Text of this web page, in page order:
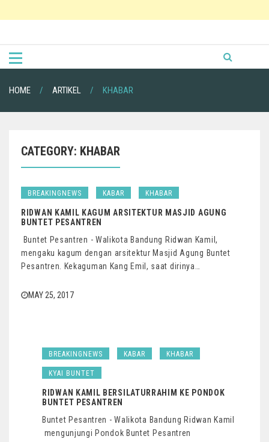
HOME ARTIKEL KHABAR
CATEGORY: KHABAR
BREAKINGNEWS KABAR KHABAR
RIDWAN KAMIL KAGUM ARSITEKTUR MASJID AGUNG
BUNTET PESANTREN
Buntet Pesantren - Walikota Bandung Ridwan Kamil,
mengaku kagum dengan arsitektur Masjid Agung Buntet
Pesantren. Kekaguman Kang Emil, saat dirinya…
MAY 25, 2017
BREAKINGNEWS KABAR KHABAR
KYAI BUNTET
RIDWAN KAMIL BERSILATURRAHIM KE PONDOK
BUNTET PESANTREN
Buntet Pesantren - Walikota Bandung Ridwan Kamil
mengunjungi Pondok Buntet Pesantren